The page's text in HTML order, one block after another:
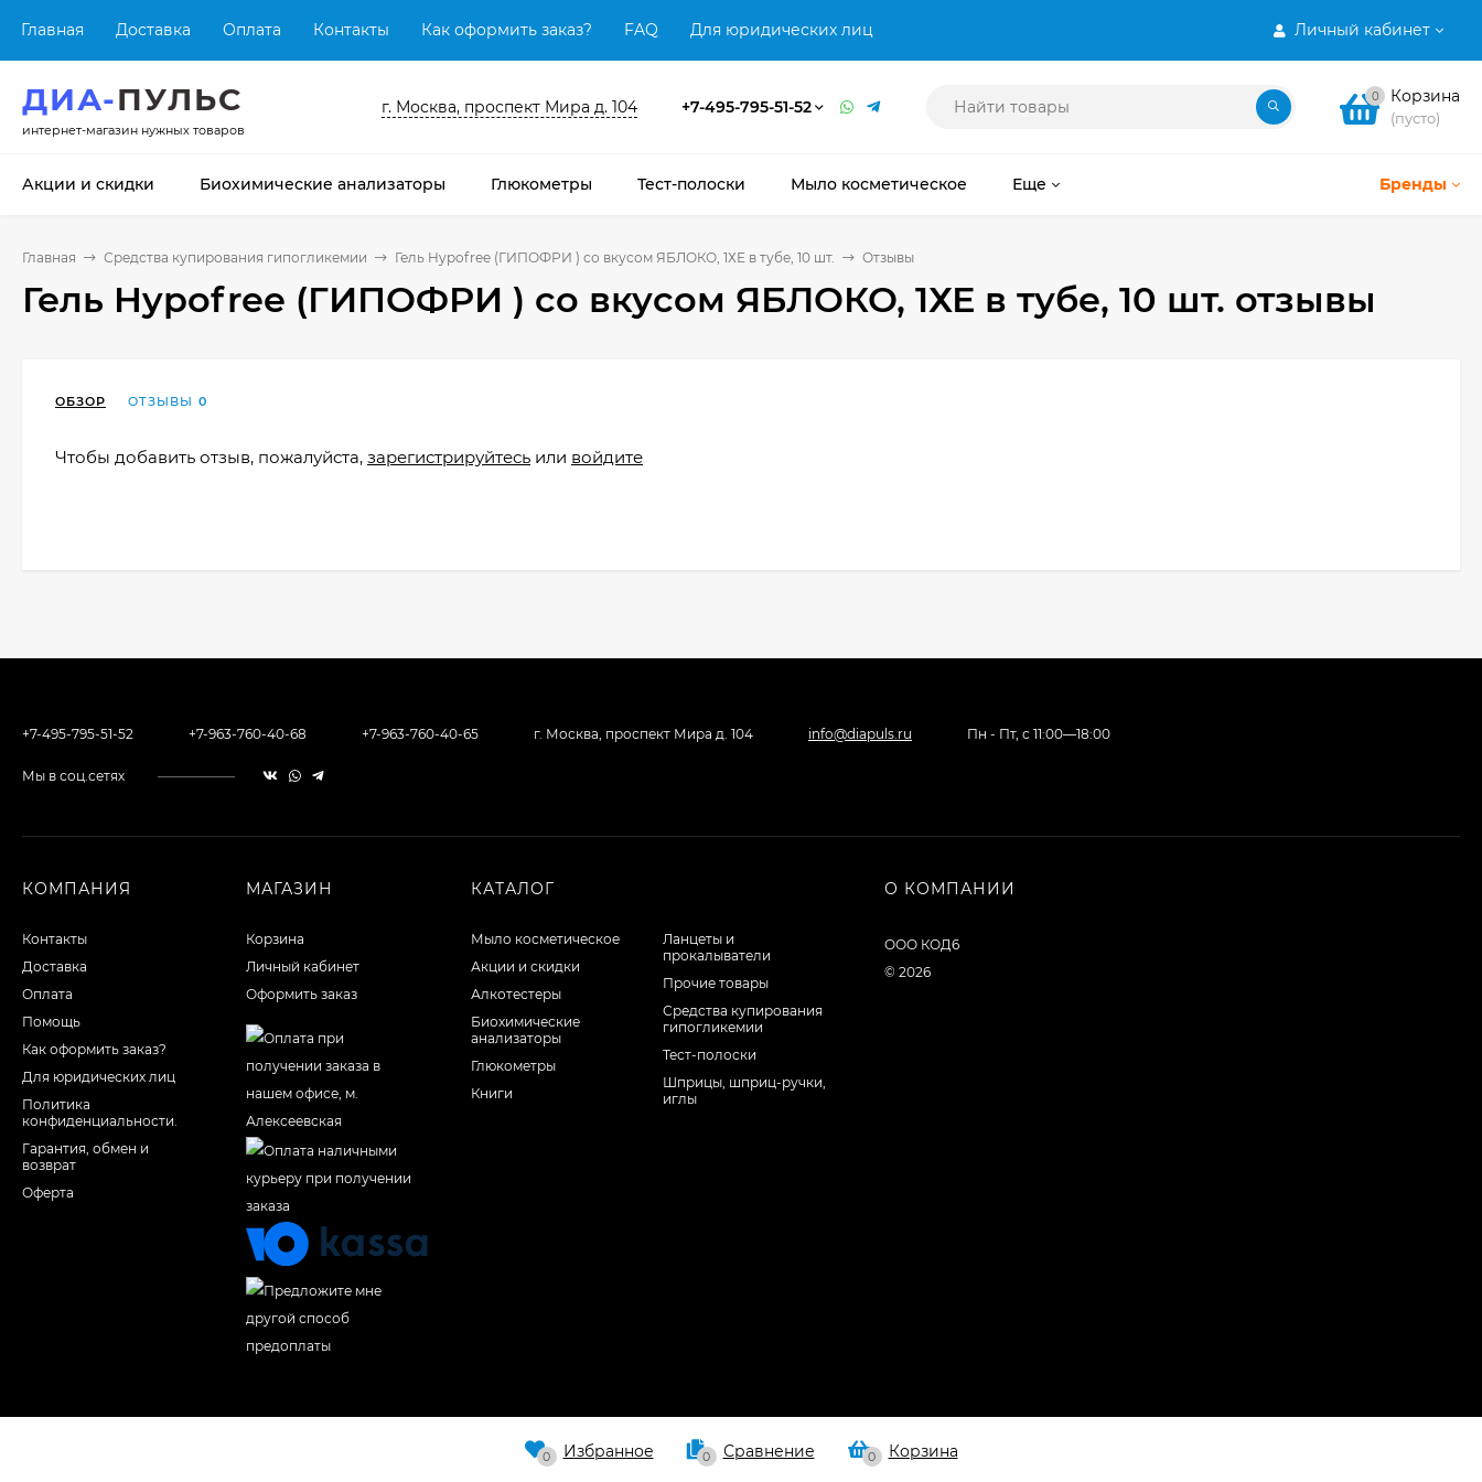
Личный кабинет
Главная Доставка Оплата Контакты Как оформить заказ? FAQ Для юридических лиц
ДИА-ПУЛЬС
интернет-магазин нужных товаров
г. Москва, проспект Мира д. 104 +7-495-795-51-52 0 Корзина
(пусто)
Бренды
Акции и скидки Биохимические анализаторы Глюкометры Тест-полоски Мыло косметическое Еще
Главная Средства купирования гипогликемии Гель Hypofree (ГИПОФРИ ) со вкусом ЯБЛОКО, 1ХЕ в тубе, 10 шт. Отзывы
Гель Hypofree (ГИПОФРИ ) со вкусом ЯБЛОКО, 1ХЕ в тубе, 10 шт. отзывы
ОБЗОР ОТЗЫВЫ 0
Чтобы добавить отзыв, пожалуйста, зарегистрируйтесь или войдите
+7-495-795-51-52 +7-963-760-40-68 +7-963-760-40-65 г. Москва, проспект Мира д. 104 info@diapuls.ru Пн - Пт, с 11:00—18:00
Мы в соц.сетях
КОМПАНИЯ
Контакты
Доставка
Оплата
Помощь
Как оформить заказ?
Для юридических лиц
Политика
конфиденциальности.
Гарантия, обмен и
возврат
Оферта
МАГАЗИН
Корзина
Личный кабинет
Оформить заказ
КАТАЛОГ
Мыло косметическое
Акции и скидки
Алкотестеры
Биохимические
анализаторы
Глюкометры
Книги
Ланцеты и
прокалыватели
Прочие товары
Средства купирования
гипогликемии
Тест-полоски
Шприцы, шприц-ручки,
иглы
О КОМПАНИИ
ООО КОД6
© 2026
0 Избранное 0 Сравнение 0 Корзина